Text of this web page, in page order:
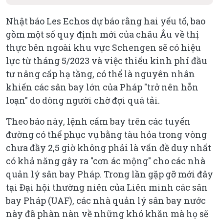
Nhật báo Les Echos dự báo rằng hai yếu tố, bao
gồm một số quy định mới của châu Âu về thị
thực bên ngoài khu vực Schengen sẽ có hiệu
lực từ tháng 5/2023 và việc thiếu kinh phí đầu
tư nâng cấp hạ tầng, có thể là nguyên nhân
khiến các sân bay lớn của Pháp "trở nên hỗn
loạn" do dòng người chờ đợi quá tải.
Theo báo này, lệnh cấm bay trên các tuyến
đường có thể phục vụ bằng tàu hỏa trong vòng
chưa đầy 2,5 giờ không phải là vấn đề duy nhất
có khả năng gây ra "cơn ác mộng" cho các nhà
quản lý sân bay Pháp. Trong lần gặp gỡ mới đây
tại Đại hội thường niên của Liên minh các sân
bay Pháp (UAF), các nhà quản lý sân bay nước
này đã phàn nàn về những khó khăn mà họ sẽ